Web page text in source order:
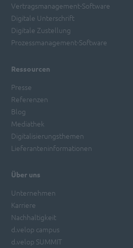
Vertragsmanagement-Software
Digitale Unterschrift
Digitale Zustellung
Prozessmanagement-Software
Ressourcen
Presse
Referenzen
Blog
Mediathek
Digitalisierungsthemen
Lieferanteninformationen
Über uns
Unternehmen
Karriere
Nachhaltigkeit
d.velop campus
d.velop SUMMIT